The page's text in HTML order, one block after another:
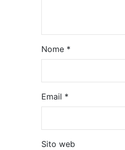
Nome *
Email *
Sito web